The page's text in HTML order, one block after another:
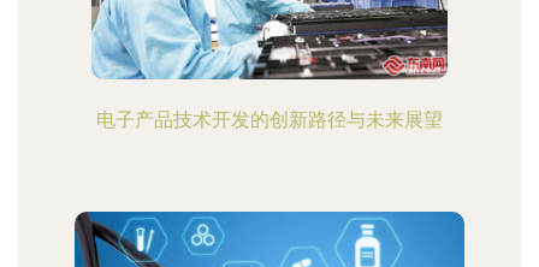
电子产品技术开发的创新路径与未来展望